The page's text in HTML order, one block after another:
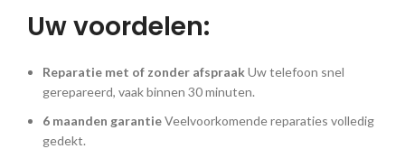
Uw voordelen:
Reparatie met of zonder afspraakUw telefoon snel
gerepareerd, vaak binnen 30 minuten.
6 maanden garantieVeelvoorkomende reparaties volledig
gedekt.